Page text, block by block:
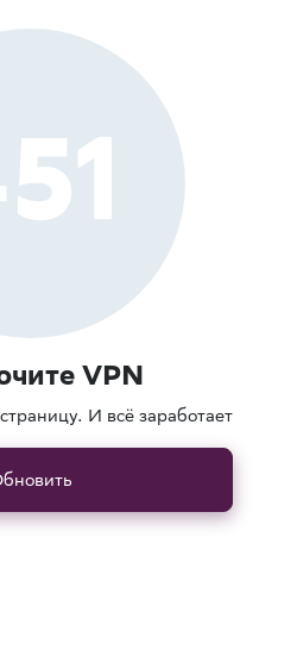
VPN
И всё заработает